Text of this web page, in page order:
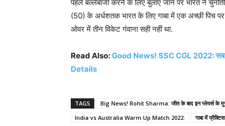
पहले बल्लेबाजी करने के लिए बुलाए जाने पर भारत ने
(50) के अर्धशतक भारत के लिए गाबा में एक अच्छी पिच
ओवर में तीन विकेट गंवाना सही नहीं था.
Read Also:Good News! SSC CGL 2022: सब
Details
TAGS Big News! Rohit Sharma: जीत के बाद इन प्लेयर्स के
India vs Australia Warm Up Match 2022:
गाबा में